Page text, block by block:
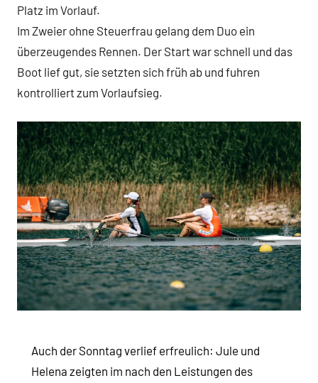
Platz im Vorlauf.
Im Zweier ohne Steuerfrau gelang dem Duo ein
überzeugendes Rennen. Der Start war schnell und das
Boot lief gut, sie setzten sich früh ab und fuhren
kontrolliert zum Vorlaufsieg.
Auch der Sonntag verlief erfreulich: Jule und
Helena zeigten im nach den Leistungen des